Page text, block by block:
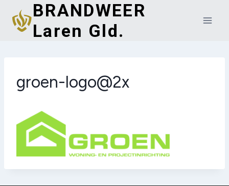
Doorgaan
naar
inhoud
BRANDWEER
Laren Gld.
groen-logo@2x